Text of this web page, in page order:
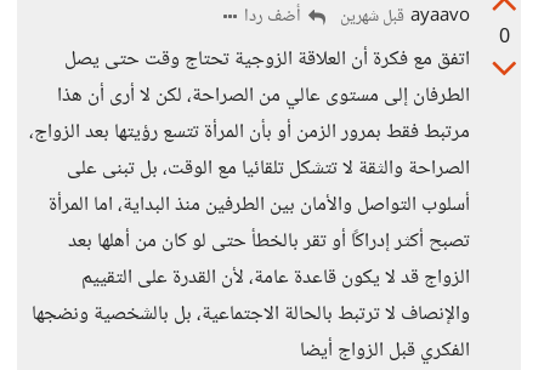
0
ayaavo قبل شهرين أضف ردا
اتفق مع فكرة أن العلاقة الزوجية تحتاج وقت حتى يصل
الطرفان إلى مستوى عالي من الصراحة، لكن لا أرى أن هذا
مرتبط فقط بمرور الزمن أو بأن المرأة تتسع رؤيتها بعد الزواج،
الصراحة والثقة لا تتشكل تلقائيا مع الوقت، بل تبنى على
أسلوب التواصل والأمان بين الطرفين منذ البداية، اما المرأة
تصبح أكثر إدراكًا أو تقر بالخطأ حتى لو كان من أهلها بعد
الزواج قد لا يكون قاعدة عامة، لأن القدرة على التقييم
والإنصاف لا ترتبط بالحالة الاجتماعية، بل بالشخصية ونضجها
الفكري قبل الزواج أيضا